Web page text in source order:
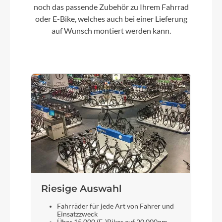
Lenker
Farbe
desertstone´n´driedherbs
Motor
Bosch Drive Unit Performance Line CX max.
100Nm (BDU38)
Kette
KMC e12
noch das passende Zubehör zu Ihrem Fahrrad
oder E-Bike, welches auch bei einer Lieferung
auf Wunsch montiert werden kann.
Riesige Auswahl
Fahrräder für jede Art von Fahrer und
Einsatzzweck